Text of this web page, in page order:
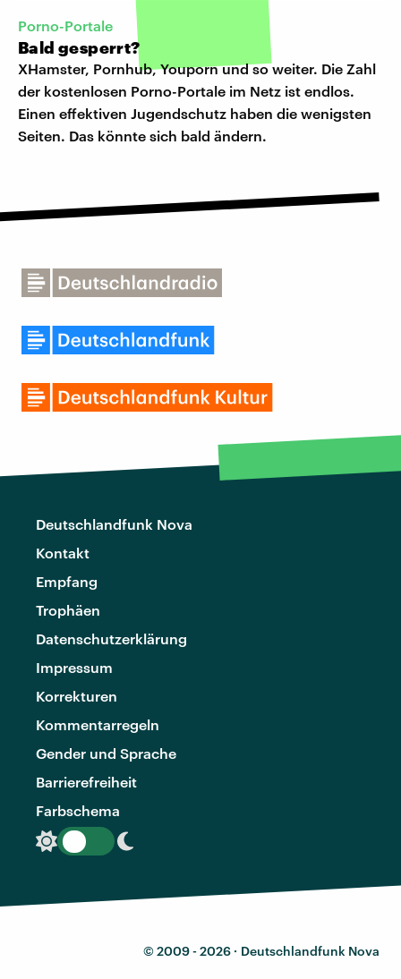
Porno-Portale
Bald gesperrt?
XHamster, Pornhub, Youporn und so weiter. Die Zahl
der kostenlosen Porno-Portale im Netz ist endlos.
Einen effektiven Jugendschutz haben die wenigsten
Seiten. Das könnte sich bald ändern.
Deutschlandfunk Nova
Kontakt
Empfang
Trophäen
Datenschutzerklärung
Impressum
Korrekturen
Kommentarregeln
Gender und Sprache
Barrierefreiheit
Farbschema
© 2009 - 2026 · Deutschlandfunk Nova